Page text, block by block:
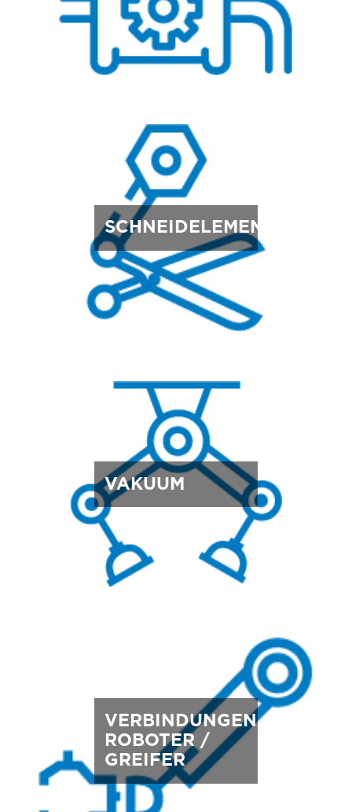
SCHNEIDELEMENTE
VAKUUM
VERBINDUNGEN
ROBOTER /
GREIFER